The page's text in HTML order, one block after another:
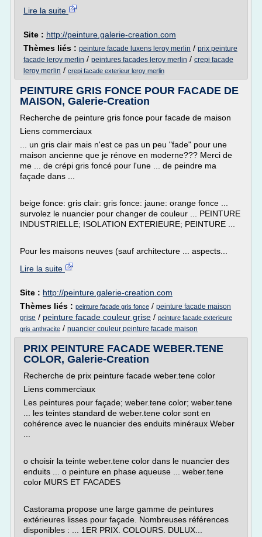
Lire la suite
Site : http://peinture.galerie-creation.com
Thèmes liés : peinture facade luxens leroy merlin / prix peinture
facade leroy merlin / peintures facades leroy merlin / crepi facade
leroy merlin / crepi facade exterieur leroy merlin
PEINTURE GRIS FONCE POUR FACADE DE
MAISON, Galerie-Creation
Recherche de peinture gris fonce pour facade de maison
Liens commerciaux
... un gris clair mais n'est ce pas un peu "fade" pour une
maison ancienne que je rénove en moderne??? Merci de
me ... de crépi gris foncé pour l'une ... de peindre ma
façade dans ...
beige fonce: gris clair: gris fonce: jaune: orange fonce ...
survolez le nuancier pour changer de couleur ... PEINTURE
INDUSTRIELLE; ISOLATION EXTERIEURE; PEINTURE ...
Pour les maisons neuves (sauf architecture ... aspects...
Lire la suite
Site : http://peinture.galerie-creation.com
Thèmes liés : peinture facade gris fonce / peinture facade maison
grise / peinture facade couleur grise / peinture facade exterieure
gris anthracite / nuancier couleur peinture facade maison
PRIX PEINTURE FACADE WEBER.TENE
COLOR, Galerie-Creation
Recherche de prix peinture facade weber.tene color
Liens commerciaux
Les peintures pour façade; weber.tene color; weber.tene
... les teintes standard de weber.tene color sont en
cohérence avec le nuancier des enduits minéraux Weber
o choisir la teinte weber.tene color dans le nuancier des
enduits ... o peinture en phase aqueuse ... weber.tene
color MURS ET FACADES
Castorama propose une large gamme de peintures
extérieures lisses pour façade. Nombreuses références
disponibles : ... 1ER PRIX. COLOURS. DULUX...